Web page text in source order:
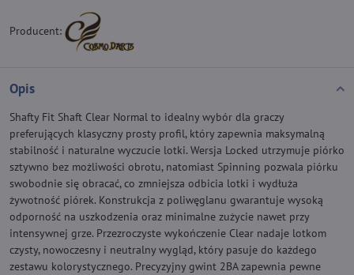
Producent:
Opis
Shafty Fit Shaft Clear Normal to idealny wybór dla graczy
preferujących klasyczny prosty profil, który zapewnia maksymalną
stabilność i naturalne wyczucie lotki. Wersja Locked utrzymuje piórko
sztywno bez możliwości obrotu, natomiast Spinning pozwala piórku
swobodnie się obracać, co zmniejsza odbicia lotki i wydłuża
żywotność piórek. Konstrukcja z poliwęglanu gwarantuje wysoką
odporność na uszkodzenia oraz minimalne zużycie nawet przy
intensywnej grze. Przezroczyste wykończenie Clear nadaje lotkom
czysty, nowoczesny i neutralny wygląd, który pasuje do każdego
zestawu kolorystycznego. Precyzyjny gwint 2BA zapewnia pewne